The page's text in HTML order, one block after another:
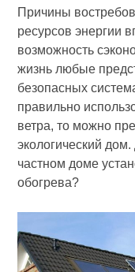
Причины
ресурсов энергии
возможность
жизнь любые
безопасных
правильно
ветра, то можно
экологический
частном доме
обогрева?